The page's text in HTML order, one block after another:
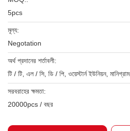
5pcs
মূল্য:
Negotation
অর্থ প্রদানের শর্তাবলী:
টি / টি, এল / সি, ডি / পি, ওয়েস্টার্ন ইউনিয়ন, মানিগ্রাম
সরবরাহের ক্ষমতা:
20000pcs / বছর